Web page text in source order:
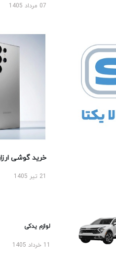
07 مرداد 1405
خرید گوشی ارزان
لوازم یدکی